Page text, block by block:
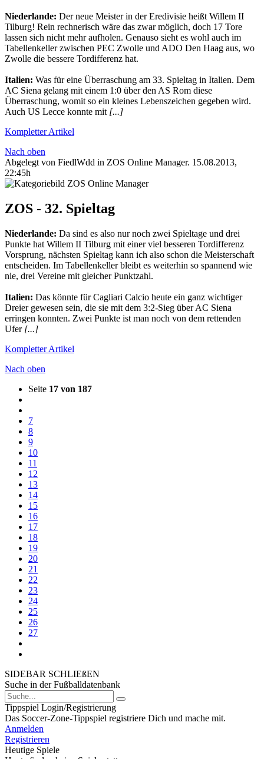
Niederlande: Der neue Meister in der Eredivisie heißt Willem II
Tilburg! Rein rechnerisch wäre das zwar möglich, doch 17 Tore
lassen sich nicht mehr aufholen. Genauso sieht es wohl auch im
Tabellenkeller zwischen PEC Zwolle und ADO Den Haag aus, wo
Zwolle die bessere Tordifferenz hat.
Italien: Was für eine Überraschung am 33. Spieltag in Italien. Dem
AC Siena gelang mit einem 1:0 über den AS Rom diese
Überraschung, womit so ein kleines Lebenszeichen gegeben wird.
Auch US Lecce konnte mit [...]
Kompletter Artikel
Nach oben
Abgelegt von FiedlWdd in ZOS Online Manager. 15.08.2013,
22:45h
ZOS - 32. Spieltag
Niederlande: Da sind es also nur noch zwei Spieltage und drei
Punkte hat Willem II Tilburg mit einer viel besseren Tordifferenz
Vorsprung, nächsten Spieltag kann ich also schon die Meisterschaft
entscheiden. Im Tabellenkeller bleibt es weiterhin so spannend wie
nie, drei Vereine mit gleicher Punktzahl.
Italien: Das könnte für Cagliari Calcio heute ein ganz wichtiger
Dreier gewesen sein, die sie mit dem 3:2-Sieg über AC Siena
erringen konnten. Zwei Punkte ist man noch von dem rettenden
Ufer [...]
Kompletter Artikel
Nach oben
Seite 17 von 187
7
8
9
10
11
12
13
14
15
16
17
18
19
20
21
22
23
24
25
26
27
SIDEBAR SCHLIEßEN
Suche in der Fußballdatenbank
Tippspiel Login/Registrierung
Das Soccer-Zone-Tippspiel registriere Dich und mache mit.
Anmelden
Registrieren
Heutige Spiele